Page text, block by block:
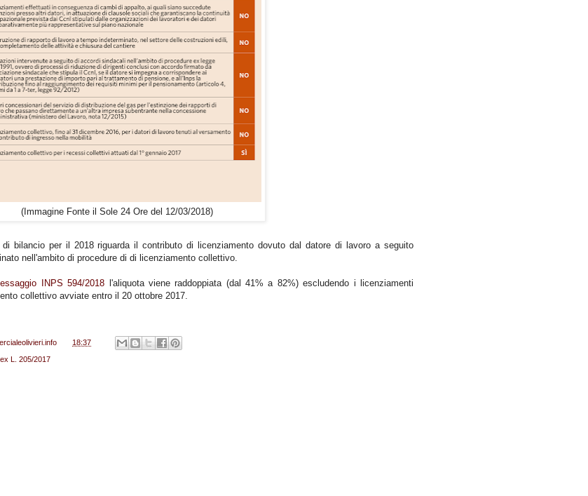
(Immagine Fonte il Sole 24 Ore del 12/03/2018)
bilancio per il 2018 riguarda il contributo di licenziamento dovuto dal datore di lavoro a seguito
nell'ambito di procedure di di licenziamento collettivo.
INPS 594/2018 l'aliquota viene raddoppiata (dal 41% a 82%) escludendo i licenziamenti
collettivo avviate entro il 20 ottobre 2017.
18:37
L. 205/2017